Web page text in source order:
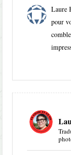
Laure
pour